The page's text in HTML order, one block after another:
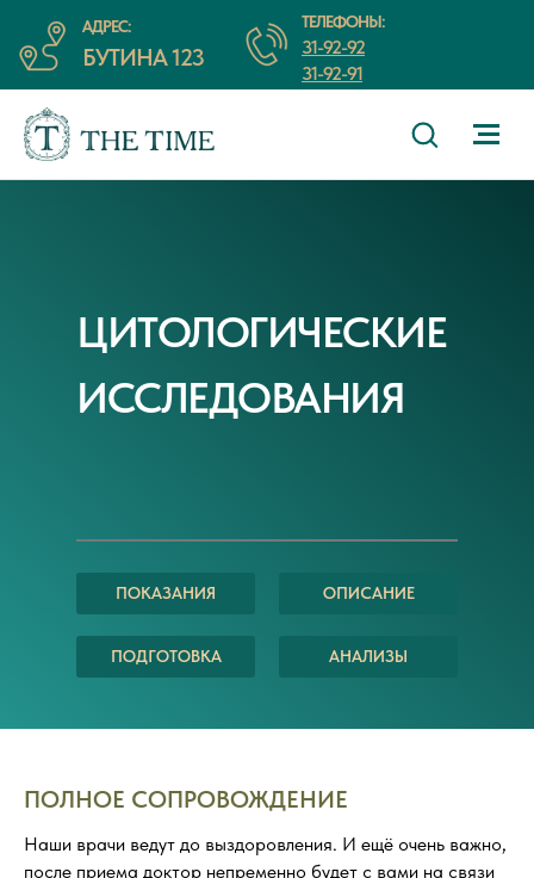
АДРЕС:
БУТИНА 123
ТЕЛЕФОНЫ:
31-92-92
31-92-91
ЦИТОЛОГИЧЕСКИЕ
ИССЛЕДОВАНИЯ
ПОКАЗАНИЯ ОПИСАНИЕ
ПОДГОТОВКА АНАЛИЗЫ
ПОЛНОЕ СОПРОВОЖДЕНИЕ
Наши врачи ведут до выздоровления. И ещё очень важно,
после приема доктор непременно будет с вами на связи